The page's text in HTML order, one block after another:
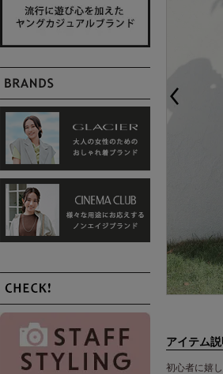
アイテム説
初心者に嬉